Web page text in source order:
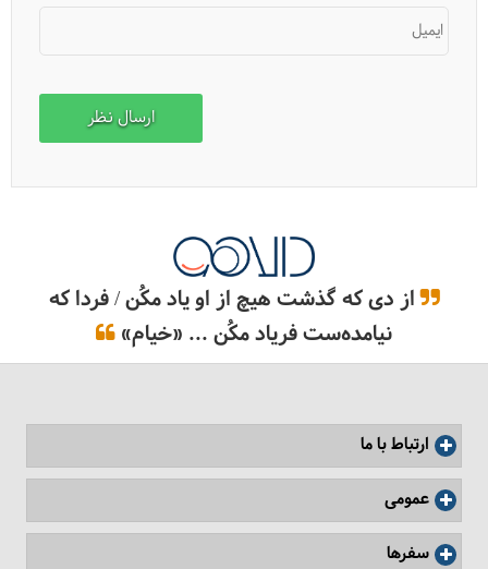
ایمیل
از دی که گذشت هیچ از او یاد مکُن / فردا که
نیامده‌ست فریاد مکُن ... «خیام»
ارتباط با ما
عمومی
سفرها